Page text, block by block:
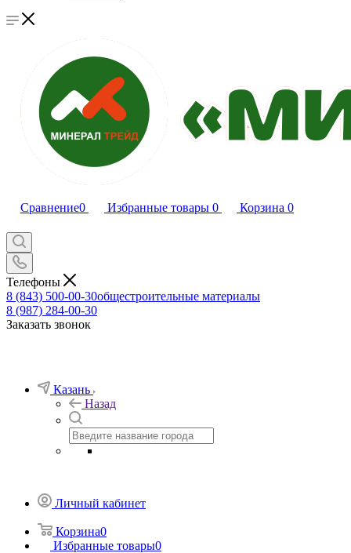
Сравнение0 Избранные товары 0 Корзина 0
Телефоны
8 (843) 500-00-30общестроительные материалы
8 (987) 284-00-30
Заказать звонок
Казань
Назад
Личный кабинет
Корзина0
Избранные товары0